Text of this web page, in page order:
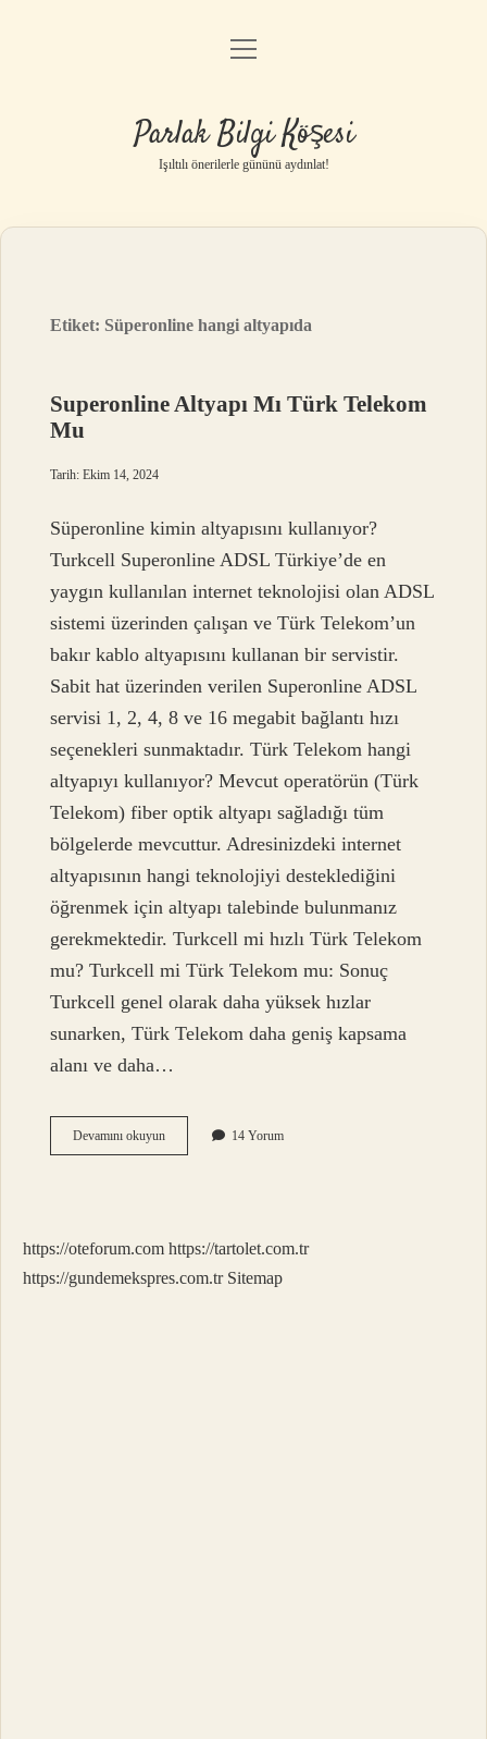
Anasayfa
Yasal Uyarı
menüyü
Parlak Bilgi Köşesi
Işıltılı önerilerle gününü aydınlat!
Etiket: Süperonline hangi altyapıda
Superonline Altyapı Mı Türk Telekom
Mu
Tarih: Ekim 14, 2024
Süperonline kimin altyapısını kullanıyor?
Turkcell Superonline ADSL Türkiye’de en
yaygın kullanılan internet teknolojisi olan ADSL
sistemi üzerinden çalışan ve Türk Telekom’un
bakır kablo altyapısını kullanan bir servistir.
Sabit hat üzerinden verilen Superonline ADSL
servisi 1, 2, 4, 8 ve 16 megabit bağlantı hızı
seçenekleri sunmaktadır. Türk Telekom hangi
altyapıyı kullanıyor? Mevcut operatörün (Türk
Telekom) fiber optik altyapı sağladığı tüm
bölgelerde mevcuttur. Adresinizdeki internet
altyapısının hangi teknolojiyi desteklediğini
öğrenmek için altyapı talebinde bulunmanız
gerekmektedir. Turkcell mi hızlı Türk Telekom
mu? Turkcell mi Türk Telekom mu: Sonuç
Turkcell genel olarak daha yüksek hızlar
sunarken, Türk Telekom daha geniş kapsama
alanı ve daha…
Devamını okuyunSuperonline
Altyapı
14 Yorum
https://oteforum.com https://tartolet.com.tr
https://gundemekspres.com.tr Sitemap